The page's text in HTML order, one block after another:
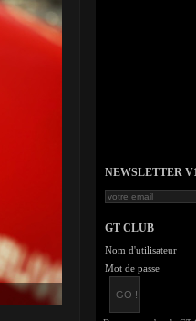
NEWSLETTER
GT CLUB
Nom d'utilisateur
Mot de passe